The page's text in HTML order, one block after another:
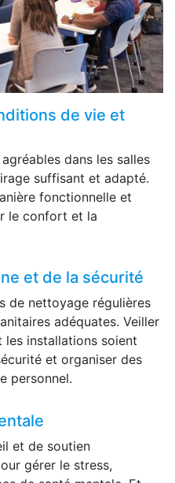
de vie et
dans les salles
suffisant et adapté.
fonctionnelle et
le confort et la
et de la sécurité
de nettoyage régulières
adéquates. Veiller
les installations soient
et organiser des
personnel.
et de soutien
gérer le stress,